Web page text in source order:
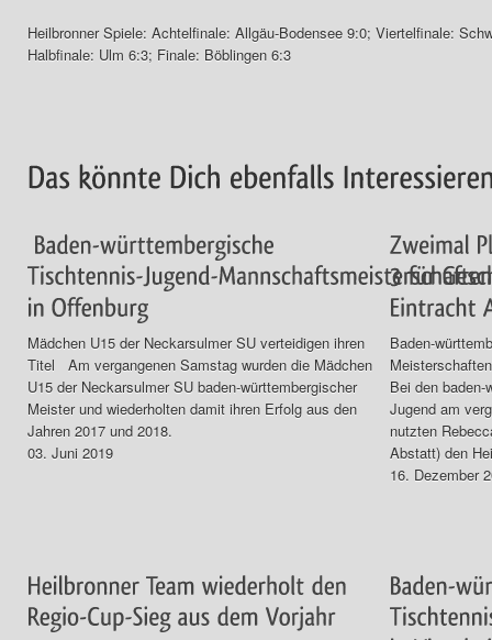
Heilbronner Spiele: Achtelfinale: Allgäu-Bodensee 9:0; Viertelfinale:
Halbfinale: Ulm 6:3; Finale: Böblingen 6:3
Mädchen U15 der Neckarsulmer SU verteidigen ihren
Titel Am vergangenen Samstag wurden die Mädchen
U15 der Neckarsulmer SU baden-württembergischer
Meister und wiederholten damit ihren Erfolg aus den
Jahren 2017 und 2018.
03. Juni 2019
Baden-
Bei den
Jugend am
nutzten
Abstatt) den
16. Dezember